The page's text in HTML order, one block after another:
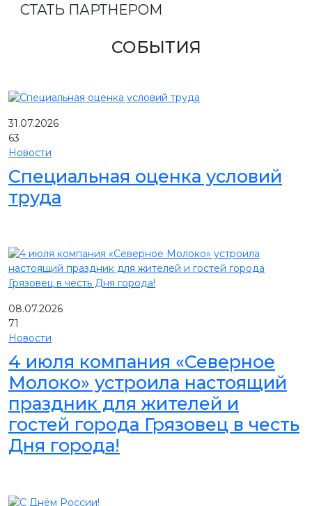
СТАТЬ ПАРТНЕРОМ
СОБЫТИЯ
31.07.2026
63
Новости
Специальная оценка условий
труда
08.07.2026
71
Новости
4 июля компания «Северное
Молоко» устроила настоящий
праздник для жителей и
гостей города Грязовец в честь
Дня города!